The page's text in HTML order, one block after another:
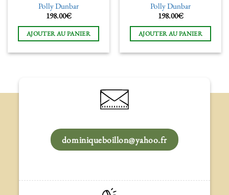
Polly Dunbar
198.00€
AJOUTER AU PANIER
Polly Dunbar
198.00€
AJOUTER AU PANIER
dominiqueboillon@yahoo.fr